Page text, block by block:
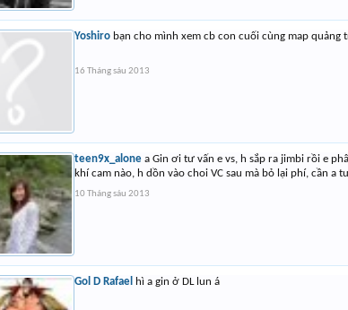
Yoshiro bạn cho mình xem cb con cuối cùng map quảng
16 Tháng sáu 2013
teen9x_alone a Gin ơi tư vấn e vs, h sắp ra jimbi rồi e
khí cam nào, h dồn vào choi VC sau mà bỏ lại phí, cần a
10 Tháng sáu 2013
Gol D Rafael hì a gin ở DL lun á